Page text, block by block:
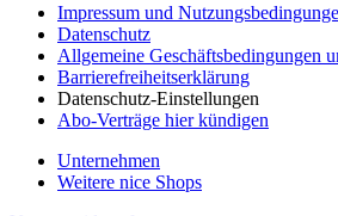
Impressum und
Datenschutz
Allgemeine Geschäftsbedingungen
Barrierefreiheitserklärung
Datenschutz-Einstellungen
Abo-Verträge hier kündigen
Unternehmen
Weitere nice Shops